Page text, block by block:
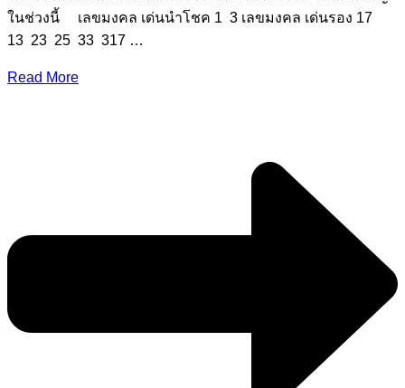
ในช่วงนี้ เลขมงคล เด่นนำโชค 1 3 เลขมงคล เด่นรอง 17
13 23 25 33 317 …
Read More